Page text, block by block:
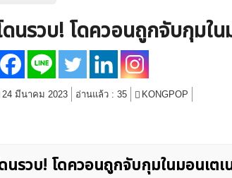
ดนรวบ! โดควอนถูกจับกุมใ
24 มีนาคม 2023 อ่านแล้ว : 35 KONGPOP
นรวบ! โดควอนถูกจับกุมในมอนเต